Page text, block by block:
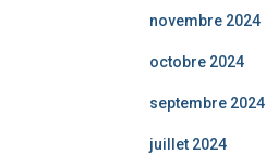
novembre 2024
octobre 2024
septembre 2024
juillet 2024